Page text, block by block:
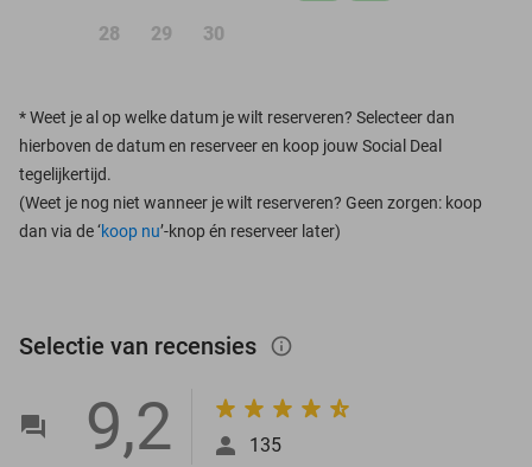
28 29 30
*Weet je al op welke datum je wilt reserveren? Selecteer dan
hierboven de datum en reserveer en koop jouw Social Deal
tegelijkertijd.
(Weet je nog niet wanneer je wilt reserveren? Geen zorgen: koop
dan via de ‘koop nu’-knop én reserveer later)
Selectie van recensies info_outlined
9,2 135